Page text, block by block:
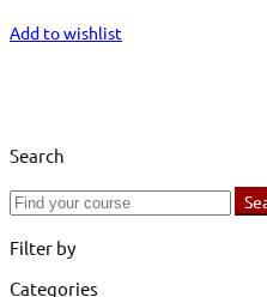
Add to wishlist
Search
Search
Filter by
Categories